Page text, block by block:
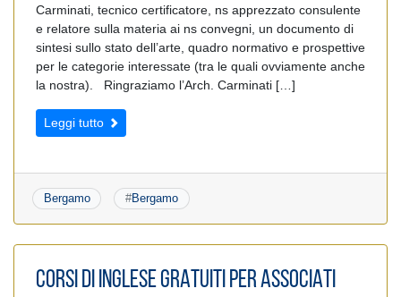
Carminati, tecnico certificatore, ns apprezzato consulente
e relatore sulla materia ai ns convegni, un documento di
sintesi sullo stato dell’arte, quadro normativo e prospettive
per le categorie interessate (tra le quali ovviamente anche
la nostra). Ringraziamo l’Arch. Carminati […]
Leggi tutto
Bergamo #Bergamo
CORSI DI INGLESE GRATUITI PER ASSOCIATI